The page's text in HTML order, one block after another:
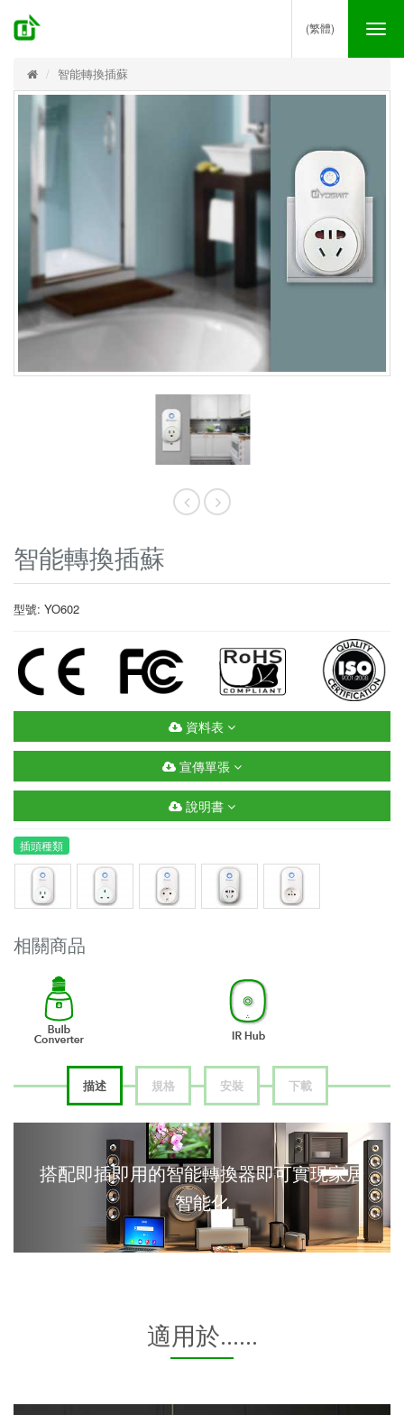
(繁體)
智能轉換插蘇
智能轉換插蘇
型號: YO602
資料表
宣傳單張
說明書
插頭種類
相關商品
描述 規格 安裝 下載
搭配即插即用的智能轉換器即可實現家居
智能化
適用於......